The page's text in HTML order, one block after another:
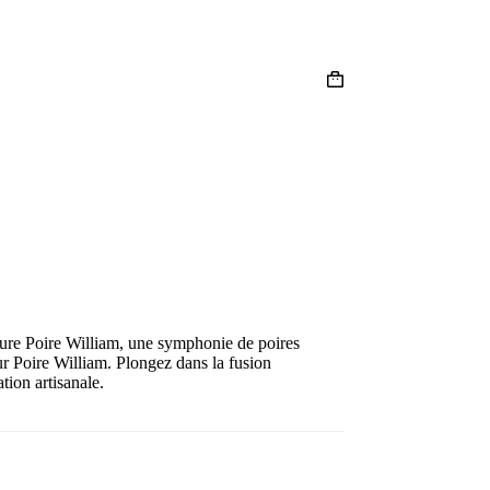
Poire William, une symphonie de poires
Poire William. Plongez dans la fusion
artisanale.